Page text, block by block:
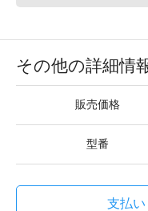
その他の詳細情
販売価格
型番
支払い